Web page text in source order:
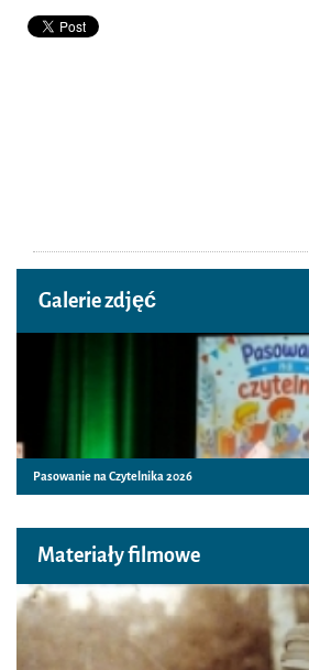
Galerie zdjęć
Pasowanie na Czytelnika 2026
Materiały filmowe